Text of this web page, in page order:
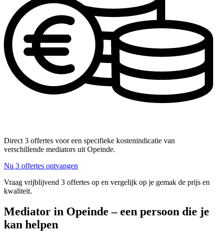
Direct 3 offertes voor een specifieke kostenindicatie van
verschillende mediators uit Opeinde.
Nu 3 offertes ontvangen
Vraag vrijblijvend 3 offertes op en vergelijk op je gemak de prijs en
kwaliteit.
Mediator in Opeinde – een persoon die je
kan helpen